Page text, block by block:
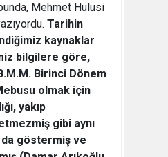
Mehmet Hulusi
Tarihin
kaynaklar
bilgilere göre,
Birinci Dönem
olmak için
yakıp
gibi aynı
da göstermiş ve